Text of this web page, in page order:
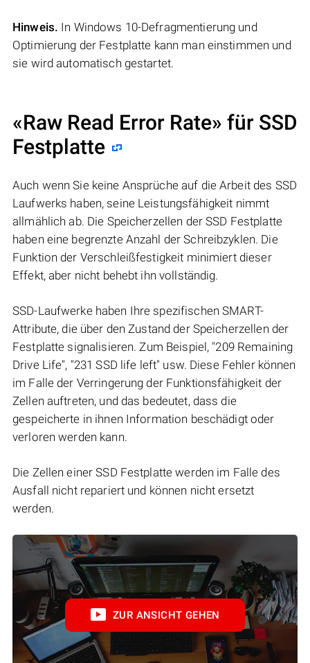
Hinweis. In Windows 10-Defragmentierung und
Optimierung der Festplatte kann man einstimmen und
sie wird automatisch gestartet.
«Raw Read Error Rate» für SSD
Festplatte
Auch wenn Sie keine Ansprüche auf die Arbeit des SSD
Laufwerks haben, seine Leistungsfähigkeit nimmt
allmählich ab. Die Speicherzellen der SSD Festplatte
haben eine begrenzte Anzahl der Schreibzyklen. Die
Funktion der Verschleißfestigkeit minimiert dieser
Effekt, aber nicht behebt ihn vollständig.
SSD-Laufwerke haben Ihre spezifischen SMART-
Attribute, die über den Zustand der Speicherzellen der
Festplatte signalisieren. Zum Beispiel, "209 Remaining
Drive Life", "231 SSD life left" usw. Diese Fehler können
im Falle der Verringerung der Funktionsfähigkeit der
Zellen auftreten, und das bedeutet, dass die
gespeicherte in ihnen Information beschädigt oder
verloren werden kann.
Die Zellen einer SSD Festplatte werden im Falle des
Ausfall nicht repariert und können nicht ersetzt
werden.
ZUR ANSICHT GEHEN